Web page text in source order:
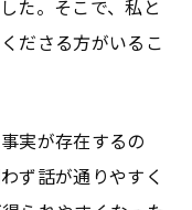
た。そこで、私と
ださる方がいるこ
実が存在するの
ず話が通りやすく